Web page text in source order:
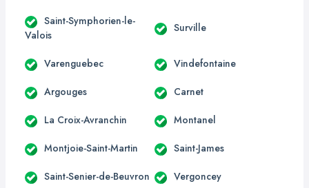
Saint-Symphorien-le-
Valois
Surville
Varenguebec Vindefontaine
Argouges Carnet
La Croix-Avranchin Montanel
Montjoie-Saint-Martin Saint-James
Saint-Senier-de-Beuvron Vergoncey